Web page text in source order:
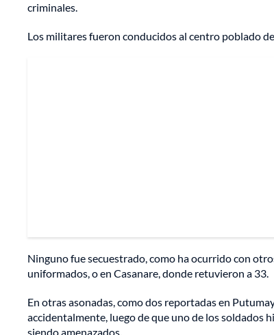
criminales.
Los militares fueron conducidos al centro poblado
Ninguno fue secuestrado, como ha ocurrido con
uniformados, o en Casanare, donde retuvieron a 33.
En otras asonadas, como dos reportadas en
accidentalmente, luego de que uno de los soldados
siendo amenazados.